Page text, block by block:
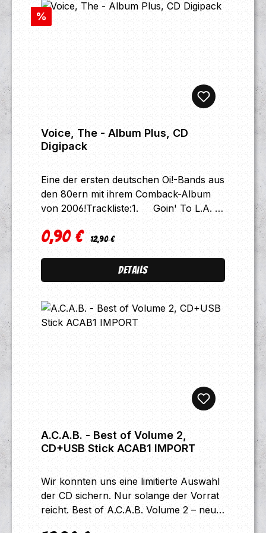
apologise to nobody 16 We are
Haymaker 17 Stolz
Understanding12 Wasted Life Part II13
Take Me Back
Rabatt
%
Voice, The - Album Plus, CD
Digipack
Eine der ersten deutschen Oi!-Bands aus
den 80ern mit ihrem Comback-Album
von 2006!Trackliste:1. Goin' To L.A.
You 4. Three Chords 5. Single
7. Renee Renee 8. Bitch 9.
Late 10. Yesterday's Heroes
Verkaufspreis:
0,90 € Regulärer Preis:
12,90 €
Details
A.C.A.B. - Best of Volume 2,
CD+USB Stick ACAB1 IMPORT
Wir konnten uns eine limitierte Auswahl
der CD sichern. Nur solange der Vorrat
reicht. Best of A.C.A.B. Volume 2 – neu